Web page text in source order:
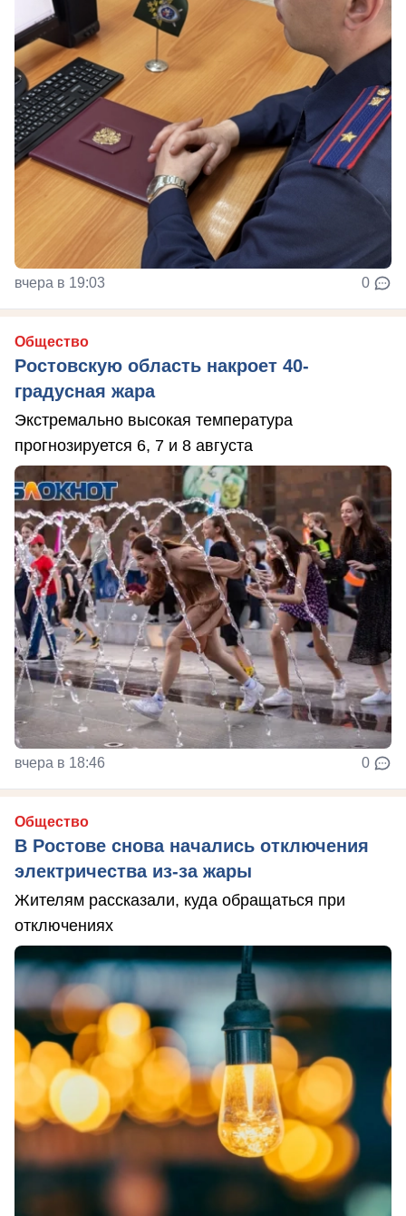
вчера в 19:03 0
Общество
Ростовскую область накроет 40-
градусная жара
Экстремально высокая температура
прогнозируется 6, 7 и 8 августа
вчера в 18:46 0
Общество
В Ростове снова начались отключения
электричества из-за жары
Жителям рассказали, куда обращаться при
отключениях